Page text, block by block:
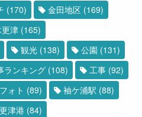
(170) 金田地区 (169)
津 (165)
観光 (138) 公園 (131)
ランキング (108) 工事 (92)
ォト (89) 袖ケ浦駅 (88)
津港 (84)